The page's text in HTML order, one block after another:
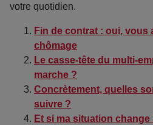
votre quotidien.
Fin de contrat : oui, vous
chômage
Le casse-tête du multi-
marche ?
Concrètement, quelles
suivre ?
Et si ma situation